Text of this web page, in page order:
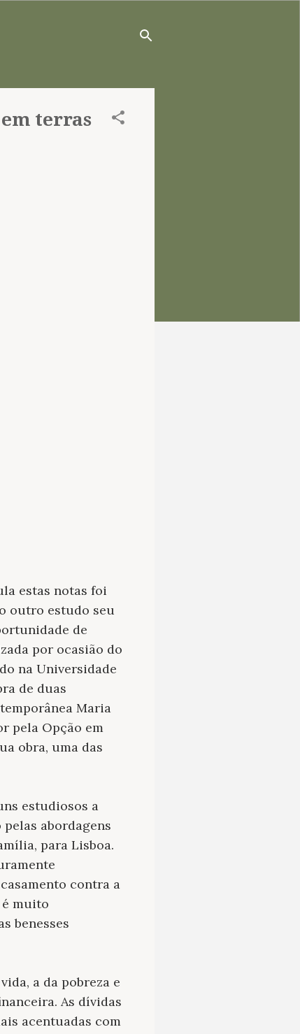
terras
estas notas foi
outro estudo seu
de
por ocasião do
na Universidade
de duas
Maria
pela Opção em
obra, uma das
estudiosos a
abordagens
para Lisboa.
contra a
muito
benesses
a da pobreza e
As dívidas
acentuadas com